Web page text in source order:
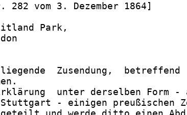
282 vom 3. Dezember 1864]
Park,
Zusendung,  betreffend
unter derselben Form -
- einigen preußischen